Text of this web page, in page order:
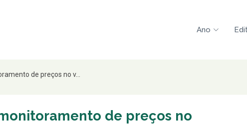
Ano
de preços no v...
de preços no